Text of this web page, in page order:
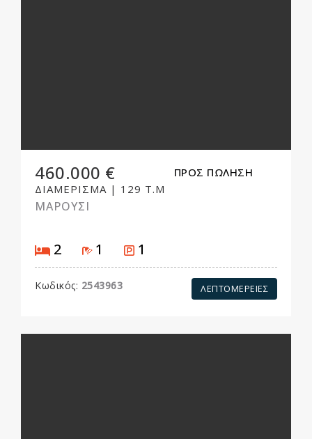
460.000 €
ΠΡΟΣ ΠΩΛΗΣΗ
ΔΙΑΜΕΡΙΣΜΑ | 129 Τ.Μ
ΜΑΡΟΥΣΙ
Υπνοδωμάτια
2 Μπάνιο
1 Parking
1
Κωδικός: 2543963 ΛΕΠΤΟΜΕΡΕΙΕΣ